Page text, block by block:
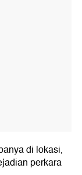
di lokasi,
perkara